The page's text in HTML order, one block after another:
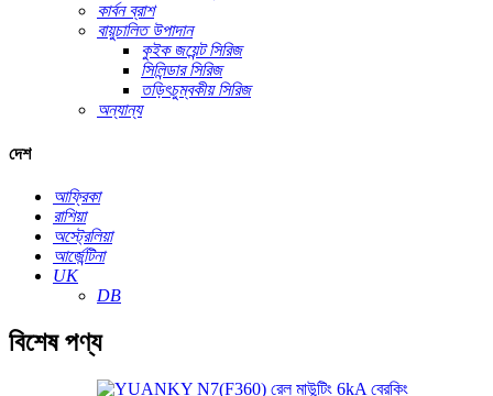
কার্বন ব্রাশ
বায়ুচালিত উপাদান
কুইক জয়েন্ট সিরিজ
সিলিন্ডার সিরিজ
তড়িৎচুম্বকীয় সিরিজ
অন্যান্য
দেশ
আফ্রিকা
রাশিয়া
অস্ট্রেলিয়া
আর্জেন্টিনা
UK
DB
বিশেষ পণ্য